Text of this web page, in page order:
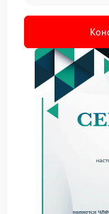
появление
нагрев в
помехи в
При подобных
выполнять
неисправности.
состоянии
электронных
Что